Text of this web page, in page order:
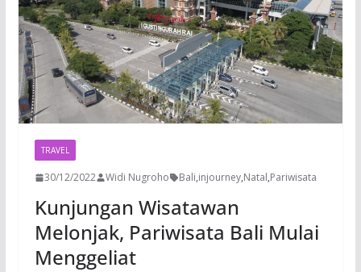
TRAVEL
30/12/2022 Widi Nugroho Bali,injourney,Natal,Pariwisata
Kunjungan Wisatawan
Melonjak, Pariwisata Bali Mulai
Menggeliat